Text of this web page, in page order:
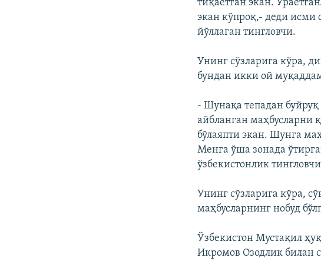
тиқаётган экан.
экан кўпроқ,- деди исми
йўллаган тингловчи.
Унинг сўзларига кўра,
бундан икки ой
- Шунақа тепадан
айбланган
бўлаяпти экан. Шунга
Менга ўша зонада
ўзбекистонлик
Унинг сўзларига кўра,
маҳбусларнинг нобуд
Ўзбекистон Мустақил
Икромов Озодлик билан